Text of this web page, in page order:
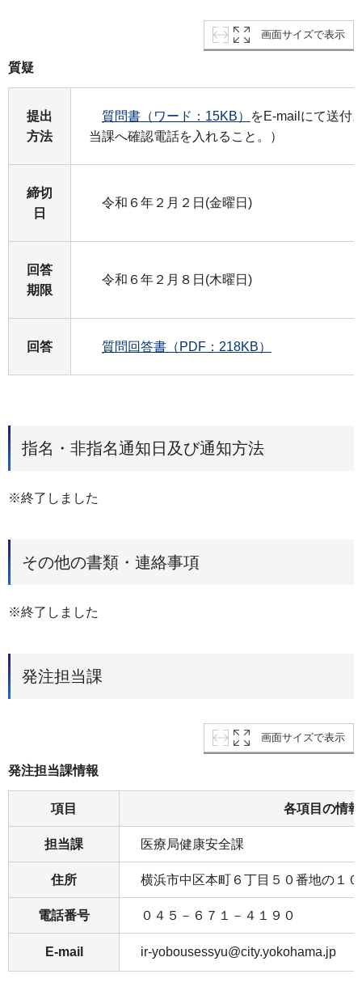
画面サイズで表示
質疑
提出
方法
質問書（ワード：15KB）
をE-mailにて送付
当課へ確認電話を入れること。）
締切
日
令和６年２月２日(金曜日)
回答
期限
令和６年２月８日(木曜日)
回答 質問回答書（PDF：218KB）
指名・非指名通知日及び通知方法
※終了しました
その他の書類・連絡事項
※終了しました
発注担当課
画面サイズで表示
発注担当課情報
項目 各項目の情報
担当課 医療局健康安全課
住所 横浜市中区本町６丁目５０番地の１０
電話番号 ０４５－６７１－４１９０
E-mail ir-yobousessyu@city.yokohama.jp